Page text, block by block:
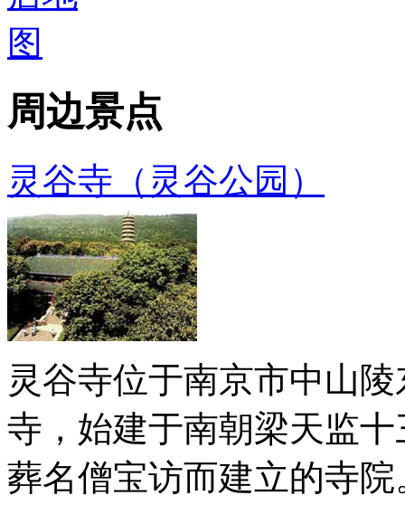
周边景点
灵谷寺（灵谷公园）
灵谷寺位于南京市中山
寺，始建于南朝梁天监
葬名僧宝访而建立的寺